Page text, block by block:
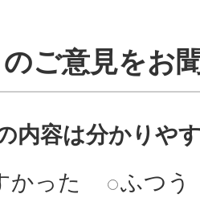
ご意見をお
内容は分かりや
かった
ふつう